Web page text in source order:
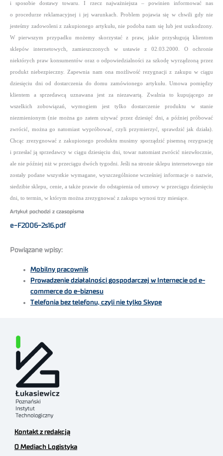
i sposobie dostawy towaru. I rzecz najważniejsza – powinien informować nas
o procedurze reklamacyjnej i jej warunkach. Problem pojawia się w chwili gdy nie
jesteśmy zadowoleni z zakupionego artykułu, nie podoba nam się lub jest uszkodzony.
W pierwszym przypadku możemy skorzystać z praw, jakie przysługują klientom
sklepów internetowych, zamieszczonych w ustawie z 02.03.2000. O ochronie
niektórych praw konsumentów oraz o odpowiedzialności za szkodę wyrządzoną przez
produkt niebezpieczny. Zapewnia nam ona możliwość rezygnacji z zakupu w ciągu
dziesięciu dni od dostarczenia do domu zamówionego artykułu. Umowa pomiędzy
klientem a sprzedawcą uznawana jest za niezawartą. Zwalnia to kupującego ze
wszelkich zobowiązań, wymogiem jest tylko dostarczenie produktu w stanie
niezmienionym (nie można go zatem używać przez dziesięć dni, a później próbować
zwrócić, można go natomiast wypróbować, czyli przymierzyć, sprawdzić jak działa).
Chcąc zrezygnować z zakupionego produktu musimy sporządzić pisemną rezygnację
i przesłać ją sprzedawcy w ciągu dziesięciu dni, towar natomiast zwrócić niezwłocznie,
ale nie później niż w przeciągu dwóch tygodni. Jeśli na stronie sklepu internetowego nie
zostały podane wszystkie wymagane, wyszczególnione wcześniej informacje o nazwie,
siedzibie sklepu, cenie, a także prawie do odstąpienia od umowy w przeciągu dziesięciu
dni, to termin, w którym można zrezygnować z zakupu wynosi trzy miesiące.
Artykuł pochodzi z czasopisma
e-F2006-2s16.pdf
Powiązane wpisy:
Mobilny pracownik
Prowadzenie działalności gospodarczej w Internecie od e-
commerce do e-biznesu
Telefonia bez telefonu, czyli nie tylko Skype
Kontakt z redakcją
O Mediach Logistyka